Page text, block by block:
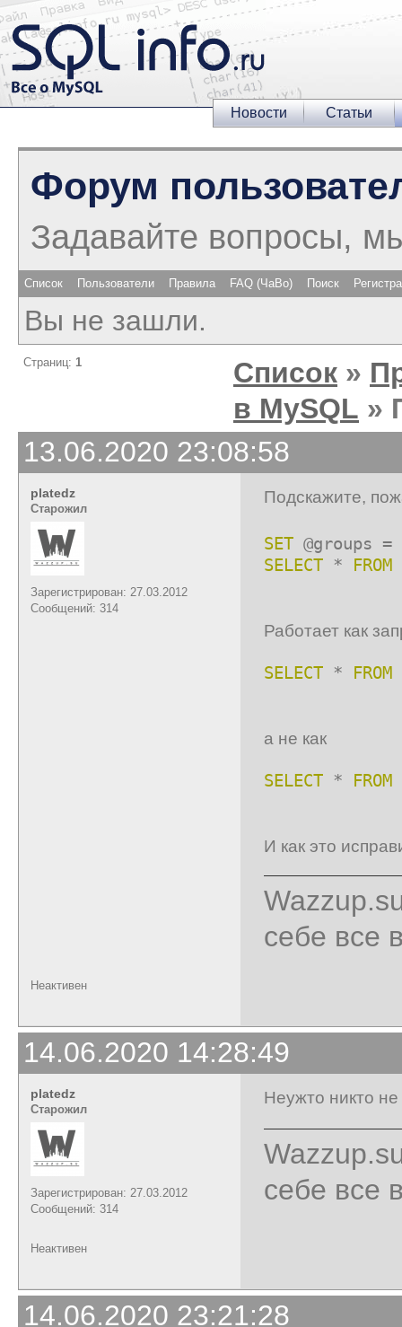
Новости Статьи
Форум
Задавайте вопросы,
Список Пользователи Правила FAQ (ЧаВо) Поиск
Вы не зашли.
Страниц: 1 Список »
в MySQL »
13.06.2020 23:08:58
platedz
Старожил
Зарегистрирован: 27.03.2012
Сообщений: 314
Подскажите,
SET @groups =
SELECT * FROM
Работает как
SELECT * FROM
а не как
SELECT * FROM
И как это
себе все
Неактивен
14.06.2020 14:28:49
platedz
Старожил
Зарегистрирован: 27.03.2012
Сообщений: 314
Неужто никто не
себе все
Неактивен
14.06.2020 23:21:28